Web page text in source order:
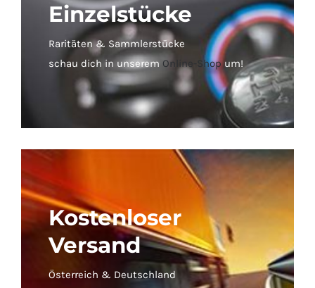
Einzelstücke
Raritäten & Sammlerstücke
schau dich in unserem Online-Shopum!
Kostenloser
Versand
Österreich & Deutschland